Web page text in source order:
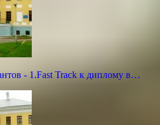
- 1.Fast Track к диплому в…